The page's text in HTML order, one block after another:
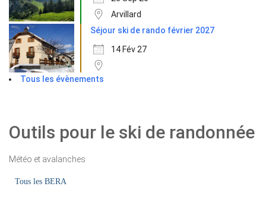
Arvillard
Séjour ski de rando février 2027
14 Fév 27
Tous les évènements
Outils pour le ski de randonnée
Météo et avalanches
Tous les BERA